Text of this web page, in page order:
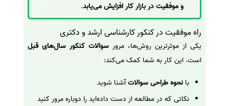
و موفقیت در بازار کار افزایش می‌یابد.
راه موفقیت در کنکور کارشناسی ارشد و دکتری
یکی از موثرترین روش‌ها، مرور سوالات کنکور سال‌های قبل
است. این کار به شما کمک می‌کند:
با نحوه طراحی سوالاتآشنا شوید
نکاتی که در مطالعه از دست داده‌اید را دوباره مرور کنید